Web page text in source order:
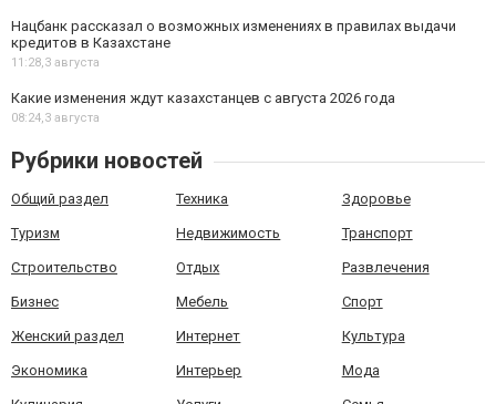
Нацбанк рассказал о возможных изменениях в правилах выдачи
кредитов в Казахстане
11:28,3 августа
Какие изменения ждут казахстанцев с августа 2026 года
08:24,3 августа
Рубрики новостей
Общий раздел Техника Здоровье
Туризм Недвижимость Транспорт
Строительство Отдых Развлечения
Бизнес Мебель Спорт
Женский раздел Интернет Культура
Экономика Интерьер Мода